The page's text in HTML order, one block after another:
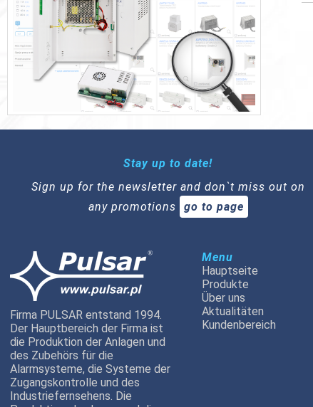
Stay up to date!
Sign up for the newsletter and don`t miss out on
any promotions
go to page
Firma PULSAR entstand 1994.
Der Hauptbereich der Firma ist
die Produktion der Anlagen und
des Zubehörs für die
Alarmsysteme, die Systeme der
Zugangskontrolle und des
Industriefernsehens. Die
Menu
Hauptseite
Produkte
Über uns
Aktualitäten
Kundenbereich